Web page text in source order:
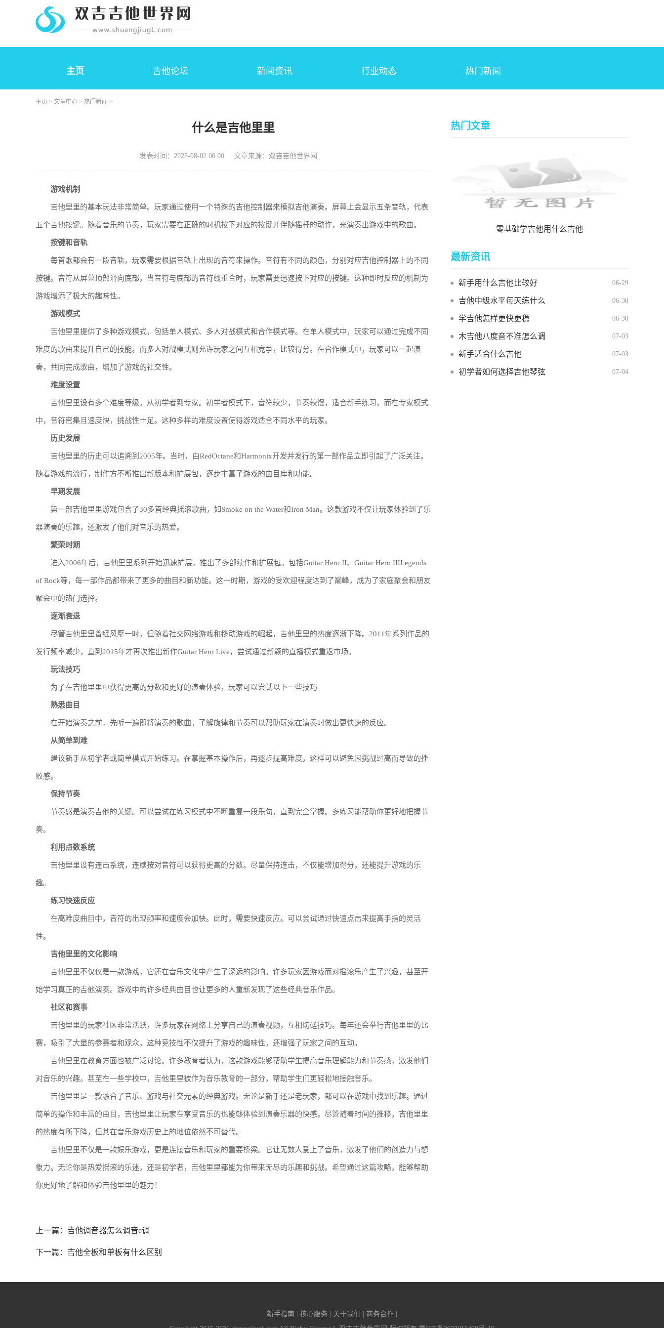
主页 吉他论坛 新闻资讯 行业动态 热门新闻
主页 > 文章中心 > 热门新闻 >
什么是吉他里里
发表时间：2025-08-02 06:00 文章来源：双吉吉他世界网
游戏机制
吉他里里的基本玩法非常简单。玩家通过使用一个特殊的吉他控制器来模拟吉他演奏。屏幕上会显示五条音轨，代表
五个吉他按键。随着音乐的节奏，玩家需要在正确的时机按下对应的按键并伴随摇杆的动作，来演奏出游戏中的歌曲。
按键和音轨
每首歌都会有一段音轨，玩家需要根据音轨上出现的音符来操作。音符有不同的颜色，分别对应吉他控制器上的不同
按键。音符从屏幕顶部滑向底部，当音符与底部的音符线重合时，玩家需要迅速按下对应的按键。这种即时反应的机制为
游戏增添了极大的趣味性。
游戏模式
吉他里里提供了多种游戏模式，包括单人模式、多人对战模式和合作模式等。在单人模式中，玩家可以通过完成不同
难度的歌曲来提升自己的技能。而多人对战模式则允许玩家之间互相竞争，比较得分。在合作模式中，玩家可以一起演
奏，共同完成歌曲，增加了游戏的社交性。
难度设置
吉他里里设有多个难度等级，从初学者到专家。初学者模式下，音符较少，节奏较慢，适合新手练习。而在专家模式
中，音符密集且速度快，挑战性十足。这种多样的难度设置使得游戏适合不同水平的玩家。
历史发展
吉他里里的历史可以追溯到2005年。当时，由RedOctane和Harmonix开发并发行的第一部作品立即引起了广泛关注。
随着游戏的流行，制作方不断推出新版本和扩展包，逐步丰富了游戏的曲目库和功能。
早期发展
第一部吉他里里游戏包含了30多首经典摇滚歌曲，如Smoke on the Water和Iron Man。这款游戏不仅让玩家体验到了乐
器演奏的乐趣，还激发了他们对音乐的热爱。
繁荣时期
进入2006年后，吉他里里系列开始迅速扩展，推出了多部续作和扩展包。包括Guitar Hero II、Guitar Hero IIILegends
of Rock等，每一部作品都带来了更多的曲目和新功能。这一时期，游戏的受欢迎程度达到了巅峰，成为了家庭聚会和朋友
聚会中的热门选择。
逐渐衰退
尽管吉他里里曾经风靡一时，但随着社交网络游戏和移动游戏的崛起，吉他里里的热度逐渐下降。2011年系列作品的
发行频率减少，直到2015年才再次推出新作Guitar Hero Live，尝试通过新颖的直播模式重返市场。
玩法技巧
为了在吉他里里中获得更高的分数和更好的演奏体验，玩家可以尝试以下一些技巧
熟悉曲目
在开始演奏之前，先听一遍即将演奏的歌曲。了解旋律和节奏可以帮助玩家在演奏时做出更快速的反应。
从简单到难
建议新手从初学者或简单模式开始练习。在掌握基本操作后，再逐步提高难度，这样可以避免因挑战过高而导致的挫
败感。
保持节奏
节奏感是演奏吉他的关键。可以尝试在练习模式中不断重复一段乐句，直到完全掌握。多练习能帮助你更好地把握节
奏。
利用点数系统
吉他里里设有连击系统，连续按对音符可以获得更高的分数。尽量保持连击，不仅能增加得分，还能提升游戏的乐
趣。
练习快速反应
在高难度曲目中，音符的出现频率和速度会加快。此时，需要快速反应。可以尝试通过快速点击来提高手指的灵活
性。
吉他里里的文化影响
吉他里里不仅仅是一款游戏，它还在音乐文化中产生了深远的影响。许多玩家因游戏而对摇滚乐产生了兴趣，甚至开
始学习真正的吉他演奏。游戏中的许多经典曲目也让更多的人重新发现了这些经典音乐作品。
社区和赛事
吉他里里的玩家社区非常活跃，许多玩家在网络上分享自己的演奏视频，互相切磋技巧。每年还会举行吉他里里的比
赛，吸引了大量的参赛者和观众。这种竞技性不仅提升了游戏的趣味性，还增强了玩家之间的互动。
吉他里里在教育方面也被广泛讨论。许多教育者认为，这款游戏能够帮助学生提高音乐理解能力和节奏感，激发他们
对音乐的兴趣。甚至在一些学校中，吉他里里被作为音乐教育的一部分，帮助学生们更轻松地接触音乐。
吉他里里是一款融合了音乐、游戏与社交元素的经典游戏。无论是新手还是老玩家，都可以在游戏中找到乐趣。通过
简单的操作和丰富的曲目，吉他里里让玩家在享受音乐的也能够体验到演奏乐器的快感。尽管随着时间的推移，吉他里里
的热度有所下降，但其在音乐游戏历史上的地位依然不可替代。
吉他里里不仅是一款娱乐游戏，更是连接音乐和玩家的重要桥梁。它让无数人爱上了音乐，激发了他们的创造力与想
象力。无论你是热爱摇滚的乐迷，还是初学者，吉他里里都能为你带来无尽的乐趣和挑战。希望通过这篇攻略，能够帮助
你更好地了解和体验吉他里里的魅力！
上一篇： 吉他调音器怎么调音c调
下一篇： 吉他全板和单板有什么区别
热门文章
零基础学吉他用什么吉他
最新资讯
新手用什么吉他比较好 06-29
吉他中级水平每天练什么 06-30
学吉他怎样更快更稳 06-30
木吉他八度音不准怎么调 07-03
新手适合什么吉他 07-03
初学者如何选择吉他琴弦 07-04
新手指南 | 核心服务 | 关于我们 | 商务合作 |